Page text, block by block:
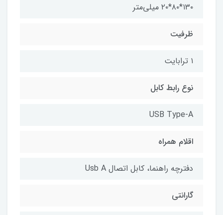
۱۳۰*۸۰*۲۰ میلی‌متر
ظرفیت
۱ ترابایت
نوع رابط کابل
USB Type-A
اقلام همراه
دفترچه راهنما، کابل اتصال Usb A
گارانتی